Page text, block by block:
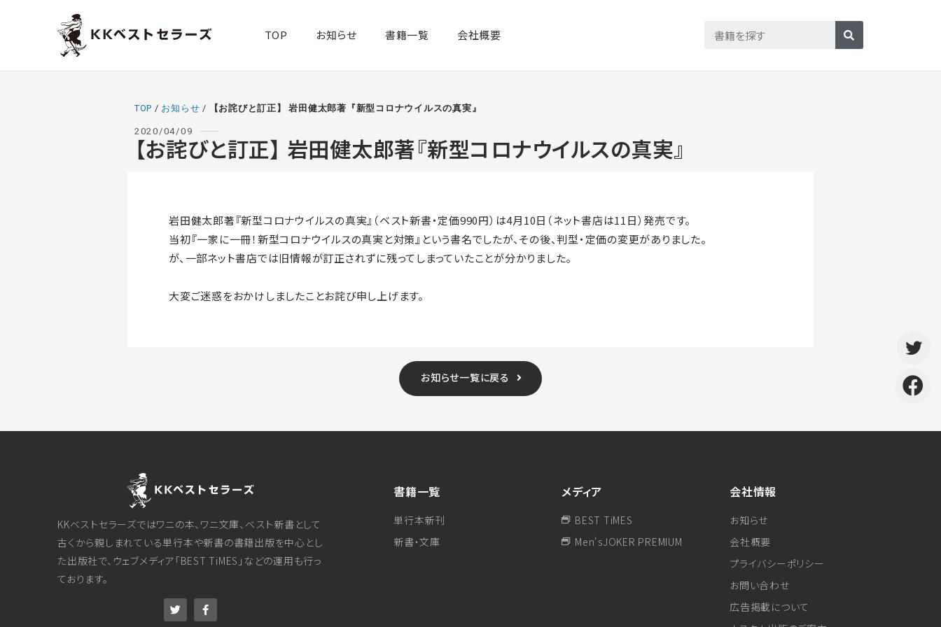
TOP お知らせ 書籍一覧​ 会社概要
TOP / お知らせ / 【お詫びと訂正】 岩田健太郎著『新型コロナウイルスの真実』
2020/04/09
【お詫びと訂正】 岩田健太郎著『新型コロナウイルスの真実』
岩田健太郎著『新型コロナウイルスの真実』（ベスト新書・定価990円）は4月10日（ネット書店は11日）発売です。
当初『一家に一冊！新型コロナウイルスの真実と対策』という書名でしたが、その後、判型・定価の変更がありました。
が、一部ネット書店では旧情報が訂正されずに残ってしまっていたことが分かりました。
大変ご迷惑をおかけしましたことお詫び申し上げます。
お知らせ一覧に戻る
KKベストセラーズではワニの本、ワニ文庫、ベスト新書として
古くから親しまれている単行本や新書の書籍出版を中心とし
た出版社で、ウェブメディア「BEST TiMES」などの運用も行っ
ております。
書籍一覧
単行本新刊
新書・文庫
メディア
BEST TiMES
Men'sJOKER PREMIUM
会社情報
お知らせ
会社概要
プライバシーポリシー
お問い合わせ
広告掲載について